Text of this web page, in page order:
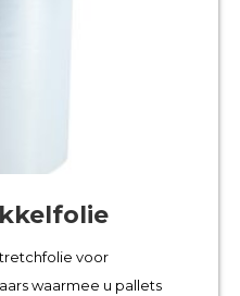
voor
waarmee u pallets